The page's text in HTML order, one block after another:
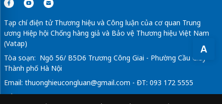
A
Tạp chí điện tử Thương hiệu và Công luận của cơ quan Trung
ương Hiệp hội Chống hàng giả và Bảo vệ Thương hiệu Việt Nam
(Vatap)
Tòa soạn: Ngõ 56/ B5D6 Trương Công Giai - Phường Cầu Giấy -
Thành phố Hà Nội
Email: thuonghieucongluan@gmail.com - ĐT: 093 172 5555
Tổng Biên Tập: Vũ Đức Thuận